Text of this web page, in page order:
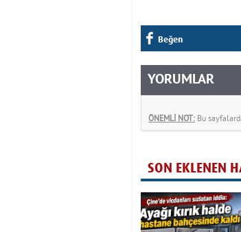
Beğen
YORUMLAR
ÖNEMLİ NOT: Bu
SON EKLENEN